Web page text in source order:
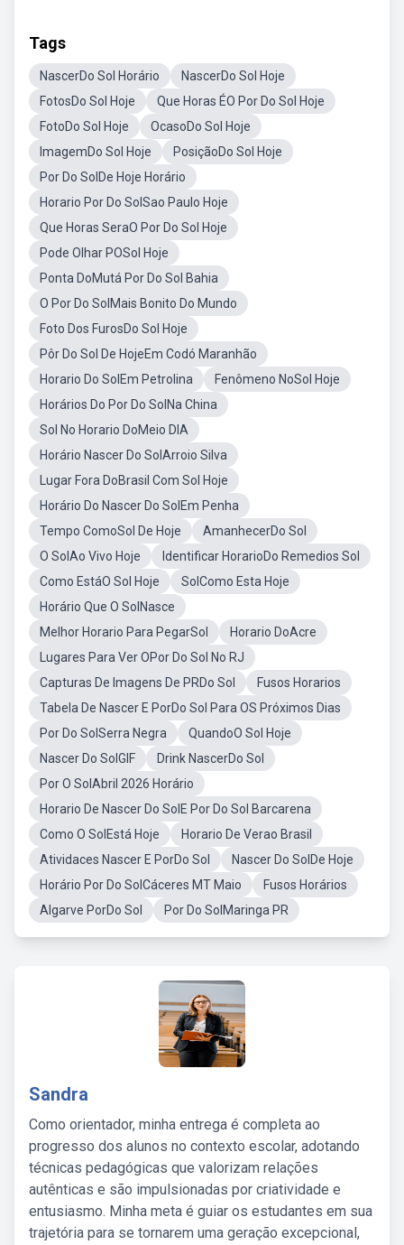
Tags
NascerDo Sol Horário
NascerDo Sol Hoje
FotosDo Sol Hoje
Que Horas ÉO Por Do Sol Hoje
FotoDo Sol Hoje
OcasoDo Sol Hoje
ImagemDo Sol Hoje
PosiçãoDo Sol Hoje
Por Do SolDe Hoje Horário
Horario Por Do SolSao Paulo Hoje
Que Horas SeraO Por Do Sol Hoje
Pode Olhar POSol Hoje
Ponta DoMutá Por Do Sol Bahia
O Por Do SolMais Bonito Do Mundo
Foto Dos FurosDo Sol Hoje
Pôr Do Sol De HojeEm Codó Maranhão
Horario Do SolEm Petrolina
Fenômeno NoSol Hoje
Horários Do Por Do SolNa China
Sol No Horario DoMeio DIA
Horário Nascer Do SolArroio Silva
Lugar Fora DoBrasil Com Sol Hoje
Horário Do Nascer Do SolEm Penha
Tempo ComoSol De Hoje
AmanhecerDo Sol
O SolAo Vivo Hoje
Identificar HorarioDo Remedios Sol
Como EstáO Sol Hoje
SolComo Esta Hoje
Horário Que O SolNasce
Melhor Horario Para PegarSol
Horario DoAcre
Lugares Para Ver OPor Do Sol No RJ
Capturas De Imagens De PRDo Sol
Fusos Horarios
Tabela De Nascer E PorDo Sol Para OS Próximos Dias
Por Do SolSerra Negra
QuandoO Sol Hoje
Nascer Do SolGIF
Drink NascerDo Sol
Por O SolAbril 2026 Horário
Horario De Nascer Do SolE Por Do Sol Barcarena
Como O SolEstá Hoje
Horario De Verao Brasil
Atividaces Nascer E PorDo Sol
Nascer Do SolDe Hoje
Horário Por Do SolCáceres MT Maio
Fusos Horários
Algarve PorDo Sol
Por Do SolMaringa PR
Sandra
Como orientador, minha entrega é completa ao
progresso dos alunos no contexto escolar, adotando
técnicas pedagógicas que valorizam relações
autênticas e são impulsionadas por criatividade e
entusiasmo. Minha meta é guiar os estudantes em sua
trajetória para se tornarem uma geração excepcional,